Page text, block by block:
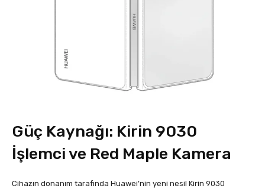
Güç Kaynağı: Kirin 9030
İşlemci ve Red Maple Kamera
Cihazın donanım tarafında Huawei’nin yeni nesil Kirin 9030